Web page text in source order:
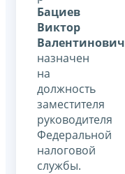
Бациев
Виктор
Валентинович
назначен
на
должность
заместителя
руководителя
Федеральной
налоговой
службы.